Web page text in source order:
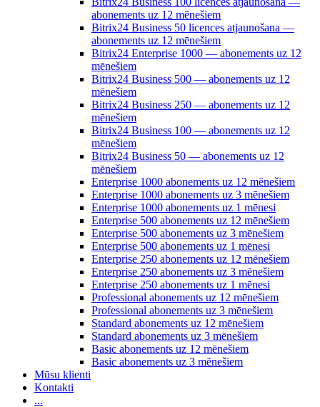
abonements uz 12 mēnešiem
Bitrix24 Business 50 licences atjaunošana —
abonements uz 12 mēnešiem
Bitrix24 Enterprise 1000 — abonements uz 12
mēnešiem
Bitrix24 Business 500 — abonements uz 12
mēnešiem
Bitrix24 Business 250 — abonements uz 12
mēnešiem
Bitrix24 Business 100 — abonements uz 12
mēnešiem
Bitrix24 Business 50 — abonements uz 12
mēnešiem
Enterprise 1000 abonements uz 12 mēnešiem
Enterprise 1000 abonements uz 3 mēnešiem
Enterprise 1000 abonements uz 1 mēnesi
Enterprise 500 abonements uz 12 mēnešiem
Enterprise 500 abonements uz 3 mēnešiem
Enterprise 500 abonements uz 1 mēnesi
Enterprise 250 abonements uz 12 mēnešiem
Enterprise 250 abonements uz 3 mēnešiem
Enterprise 250 abonements uz 1 mēnesi
Professional abonements uz 12 mēnešiem
Professional abonements uz 3 mēnešiem
Standard abonements uz 12 mēnešiem
Standard abonements uz 3 mēnešiem
Basic abonements uz 12 mēnešiem
Basic abonements uz 3 mēnešiem
Mūsu klienti
Kontakti
...